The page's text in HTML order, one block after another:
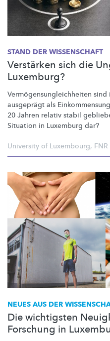
STAND DER WISSENSCHAFT
Verstärken sich die
Luxemburg?
Vermögensungleichheiten sind
ausgeprägt als
20 Jahren relativ stabil
Situation in Luxemburg dar?
University of Luxembourg, FNR
NEUES AUS DER
Die wichtigsten
Forschung in